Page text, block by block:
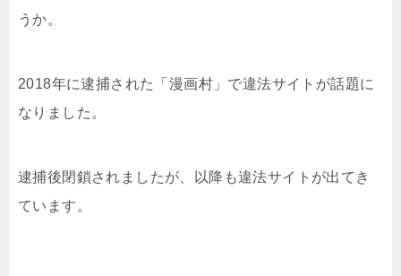
うか。
2018年に逮捕された「漫画村」で違法サイトが話題に
なりました。
逮捕後閉鎖されましたが、以降も違法サイトが出てき
ています。